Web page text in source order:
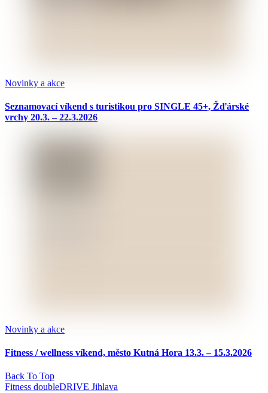
Novinky a akce
Seznamovací víkend s turistikou pro SINGLE 45+, Žďárské
vrchy 20.3. – 22.3.2026
Novinky a akce
Fitness / wellness víkend, město Kutná Hora 13.3. – 15.3.2026
Back To Top
Fitness doubleDRIVE Jihlava